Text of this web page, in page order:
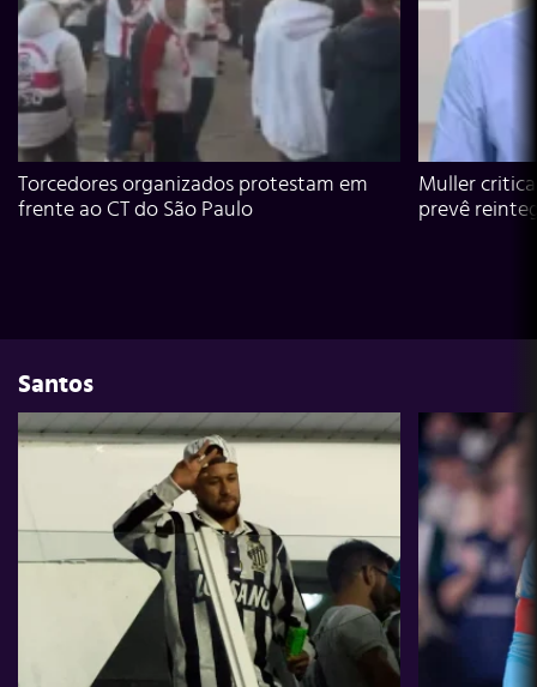
Torcedores organizados protestam em
frente ao CT do São Paulo
Muller
prevê
Santos